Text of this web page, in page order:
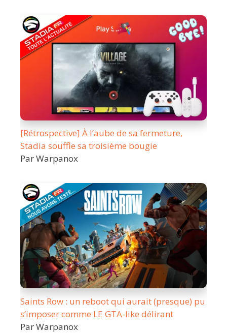
[Rétrospective] À l’aube de sa fermeture,
Stadia souffle sa troisième bougie
Par Warpanox
Saints Row : un reboot qui aurait (presque) pu
s’imposer comme LE GTA-like délirant
Par Warpanox